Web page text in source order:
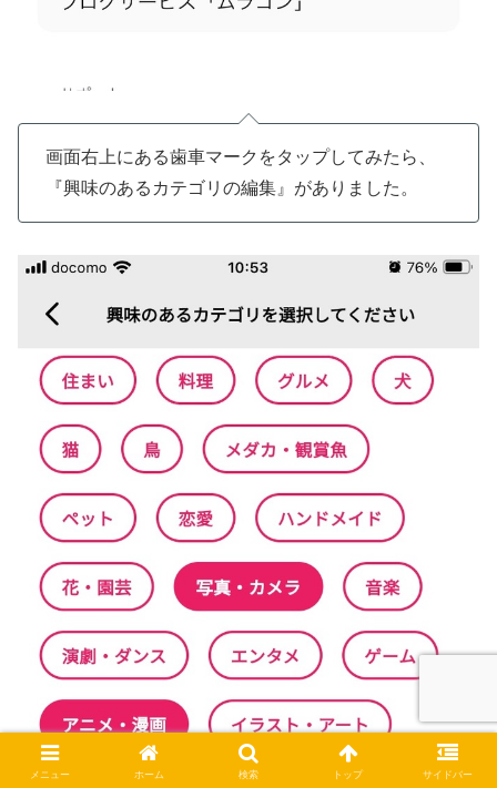
画面右上にある歯車マークをタップしてみたら、
『興味のあるカテゴリの編集』がありました。
メニュー ホーム 検索 トップ サイドバー